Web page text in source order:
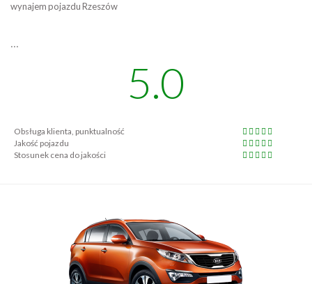
wynajem pojazdu Rzeszów
...
5.0
Obsługa klienta, punktualność
Jakość pojazdu
Stosunek cena do jakości